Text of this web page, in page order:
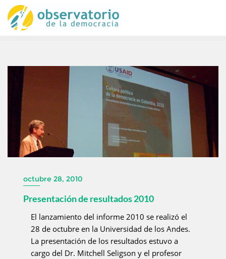
octubre 28, 2010
Presentación de resultados 2010
El lanzamiento del informe 2010 se realizó el
28 de octubre en la Universidad de los Andes.
La presentación de los resultados estuvo a
cargo del Dr. Mitchell Seligson y el profesor